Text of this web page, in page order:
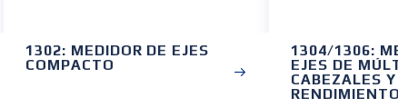
1302: MEDIDOR DE EJES
COMPACTO
1304/1306:
EJES DE
CABEZALES
RENDIMIENTO